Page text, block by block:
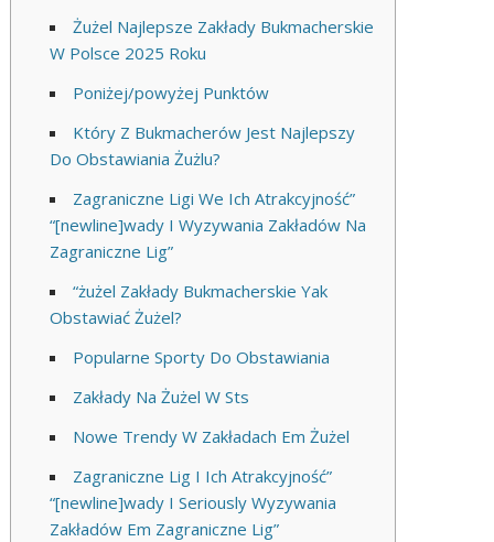
Żużel Najlepsze Zakłady Bukmacherskie
W Polsce 2025 Roku
Poniżej/powyżej Punktów
Który Z Bukmacherów Jest Najlepszy
Do Obstawiania Żużlu?
Zagraniczne Ligi We Ich Atrakcyjność”
“[newline]wady I Wyzywania Zakładów Na
Zagraniczne Lig”
“żużel Zakłady Bukmacherskie Yak
Obstawiać Żużel?
Popularne Sporty Do Obstawiania
Zakłady Na Żużel W Sts
Nowe Trendy W Zakładach Em Żużel
Zagraniczne Lig I Ich Atrakcyjność”
“[newline]wady I Seriously Wyzywania
Zakładów Em Zagraniczne Lig”